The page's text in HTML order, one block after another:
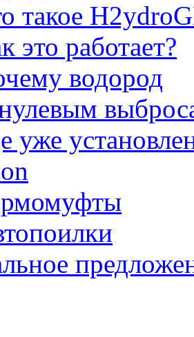
такое
это работает?
водород
уже